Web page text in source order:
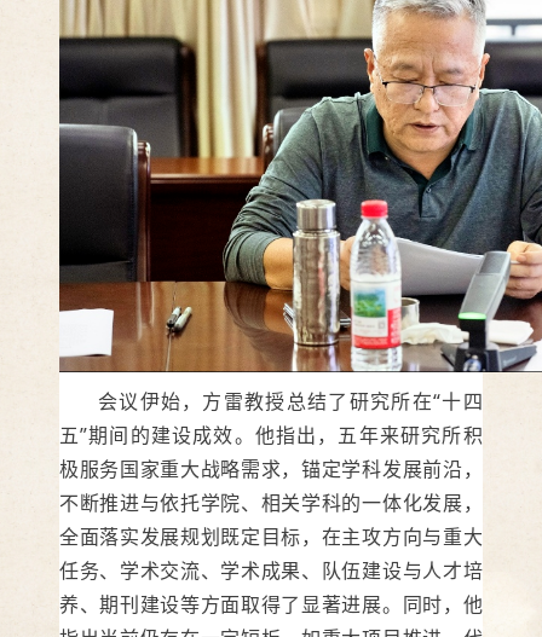
会议伊始，方雷教授总结了研究所在“十四
五”期间的建设成效。他指出，五年来研究所积
极服务国家重大战略需求，锚定学科发展前沿，
不断推进与依托学院、相关学科的一体化发展，
全面落实发展规划既定目标，在主攻方向与重大
任务、学术交流、学术成果、队伍建设与人才培
养、期刊建设等方面取得了显著进展。同时，他